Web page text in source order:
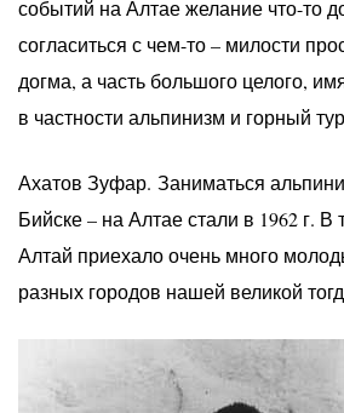
событий на Алтае желание что-то
согласиться с чем-то – милости
догма, а часть большого целого,
в частности альпинизм и горный
Ахатов Зуфар. Заниматься
Бийске – на Алтае стали в 1962 г. В
Алтай приехало очень много
разных городов нашей великой